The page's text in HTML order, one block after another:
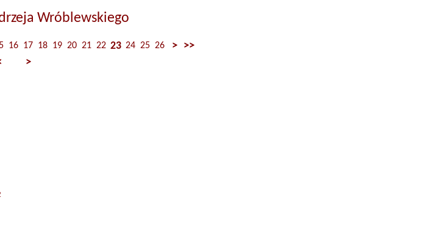
Wróblewskiego
16 17 18 19 20 21 22 23 24 25 26 > >>
>